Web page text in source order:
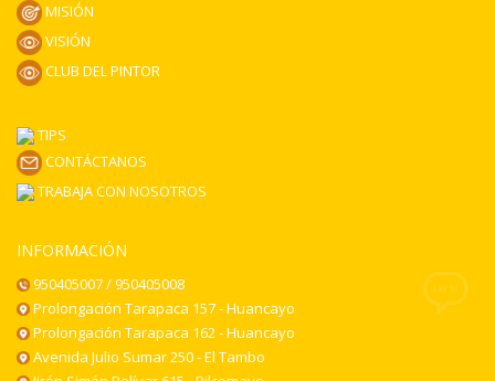
MISIÓN
VISIÓN
CLUB DEL PINTOR
TIPS
CONTÁCTANOS
TRABAJA CON NOSOTROS
INFORMACIÓN
950405007 / 950405008
Prolongación Tarapaca 157 - Huancayo
Prolongación Tarapaca 162 - Huancayo
Avenida Julio Sumar 250 - El Tambo